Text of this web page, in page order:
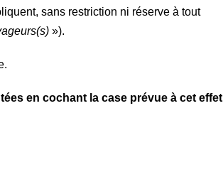
sans restriction ni réserve à tout
»).
en cochant la case prévue à cet effet